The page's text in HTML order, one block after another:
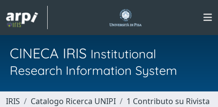
CINECA IRIS Institutional
Research Information System
IRIS Catalogo Ricerca UNIPI
1 Contributo su Rivista